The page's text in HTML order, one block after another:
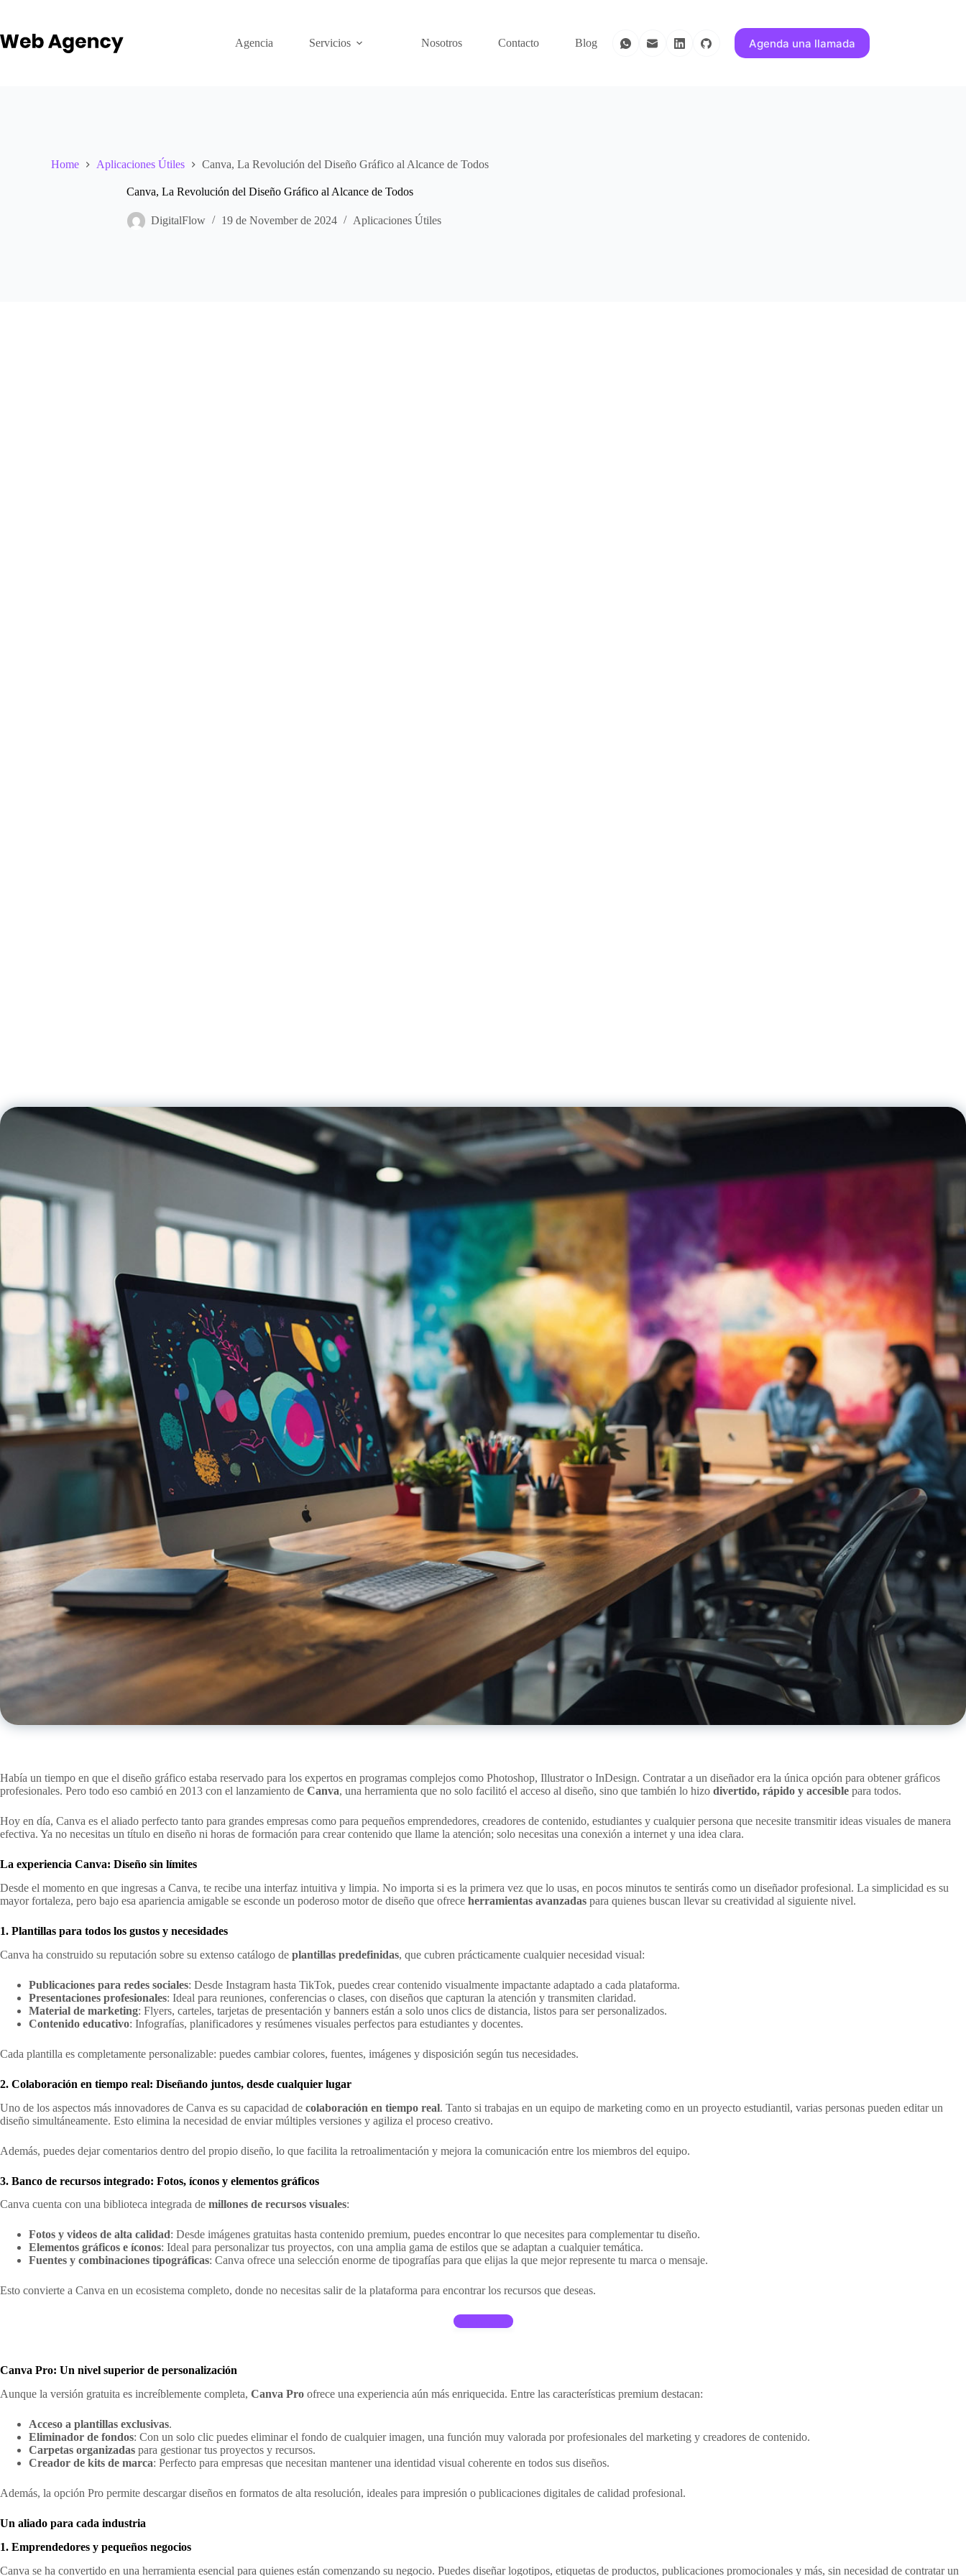
Agencia
Servicios Nosotros Contacto Blog Agenda una llamada
Home Aplicaciones Útiles Canva, La Revolución del Diseño Gráfico al Alcance de Todos
Canva, La Revolución del Diseño Gráfico al Alcance de Todos
DigitalFlow 19 de November de 2024 Aplicaciones Útiles
Había un tiempo en que el diseño gráfico estaba reservado para los expertos en programas complejos como Photoshop, Illustrator o InDesign. Contratar a un diseñador era la única opción para obtener gráficos
profesionales. Pero todo eso cambió en 2013 con el lanzamiento de Canva, una herramienta que no solo facilitó el acceso al diseño, sino que también lo hizo divertido, rápido y accesible para todos.
Hoy en día, Canva es el aliado perfecto tanto para grandes empresas como para pequeños emprendedores, creadores de contenido, estudiantes y cualquier persona que necesite transmitir ideas visuales de manera
efectiva. Ya no necesitas un título en diseño ni horas de formación para crear contenido que llame la atención; solo necesitas una conexión a internet y una idea clara.
La experiencia Canva: Diseño sin límites
Desde el momento en que ingresas a Canva, te recibe una interfaz intuitiva y limpia. No importa si es la primera vez que lo usas, en pocos minutos te sentirás como un diseñador profesional. La simplicidad es su
mayor fortaleza, pero bajo esa apariencia amigable se esconde un poderoso motor de diseño que ofrece herramientas avanzadas para quienes buscan llevar su creatividad al siguiente nivel.
1. Plantillas para todos los gustos y necesidades
Canva ha construido su reputación sobre su extenso catálogo de plantillas predefinidas, que cubren prácticamente cualquier necesidad visual:
Publicaciones para redes sociales: Desde Instagram hasta TikTok, puedes crear contenido visualmente impactante adaptado a cada plataforma.
Presentaciones profesionales: Ideal para reuniones, conferencias o clases, con diseños que capturan la atención y transmiten claridad.
Material de marketing: Flyers, carteles, tarjetas de presentación y banners están a solo unos clics de distancia, listos para ser personalizados.
Contenido educativo: Infografías, planificadores y resúmenes visuales perfectos para estudiantes y docentes.
Cada plantilla es completamente personalizable: puedes cambiar colores, fuentes, imágenes y disposición según tus necesidades.
2. Colaboración en tiempo real: Diseñando juntos, desde cualquier lugar
Uno de los aspectos más innovadores de Canva es su capacidad de colaboración en tiempo real. Tanto si trabajas en un equipo de marketing como en un proyecto estudiantil, varias personas pueden editar un
diseño simultáneamente. Esto elimina la necesidad de enviar múltiples versiones y agiliza el proceso creativo.
Además, puedes dejar comentarios dentro del propio diseño, lo que facilita la retroalimentación y mejora la comunicación entre los miembros del equipo.
3. Banco de recursos integrado: Fotos, íconos y elementos gráficos
Canva cuenta con una biblioteca integrada de millones de recursos visuales:
Fotos y videos de alta calidad: Desde imágenes gratuitas hasta contenido premium, puedes encontrar lo que necesites para complementar tu diseño.
Elementos gráficos e íconos: Ideal para personalizar tus proyectos, con una amplia gama de estilos que se adaptan a cualquier temática.
Fuentes y combinaciones tipográficas: Canva ofrece una selección enorme de tipografías para que elijas la que mejor represente tu marca o mensaje.
Esto convierte a Canva en un ecosistema completo, donde no necesitas salir de la plataforma para encontrar los recursos que deseas.
Canva.com
Canva Pro: Un nivel superior de personalización
Aunque la versión gratuita es increíblemente completa, Canva Pro ofrece una experiencia aún más enriquecida. Entre las características premium destacan:
Acceso a plantillas exclusivas.
Eliminador de fondos: Con un solo clic puedes eliminar el fondo de cualquier imagen, una función muy valorada por profesionales del marketing y creadores de contenido.
Carpetas organizadas para gestionar tus proyectos y recursos.
Creador de kits de marca: Perfecto para empresas que necesitan mantener una identidad visual coherente en todos sus diseños.
Además, la opción Pro permite descargar diseños en formatos de alta resolución, ideales para impresión o publicaciones digitales de calidad profesional.
Un aliado para cada industria
1. Emprendedores y pequeños negocios
Canva se ha convertido en una herramienta esencial para quienes están comenzando su negocio. Puedes diseñar logotipos, etiquetas de productos, publicaciones promocionales y más, sin necesidad de contratar un